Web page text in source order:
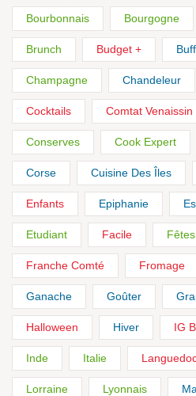
Bourbonnais Bourgogne
Brunch Budget +
Champagne Chandeleur
Cocktails Comtat Venaissin
Conserves Cook Expert
Corse Cuisine Des Îles
Enfants Epiphanie
Etudiant Facile Fêtes
Franche Comté Fromage
Ganache Goûter
Halloween Hiver IG
Inde Italie
Lorraine Lyonnais